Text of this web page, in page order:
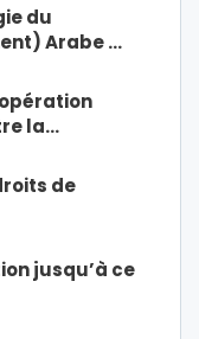
du
Arabe …
la…
de
jusqu’à ce